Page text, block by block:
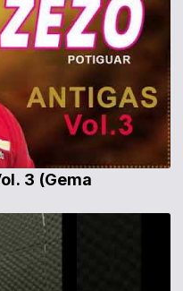
3 (Gema